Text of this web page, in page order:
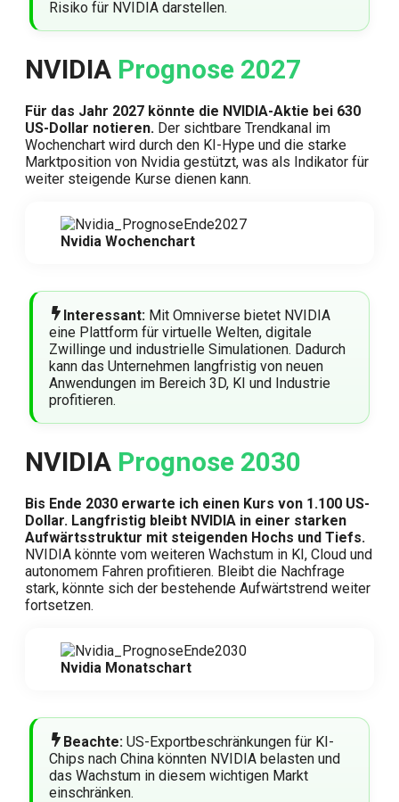
Risiko für NVIDIA darstellen.
NVIDIA Prognose 2027
Für das Jahr 2027 könnte die NVIDIA-Aktie bei 630
US-Dollar notieren. Der sichtbare Trendkanal im
Wochenchart wird durch den KI-Hype und die starke
Marktposition von Nvidia gestützt, was als Indikator für
weiter steigende Kurse dienen kann.
Nvidia Wochenchart
Interessant: Mit Omniverse bietet NVIDIA
eine Plattform für virtuelle Welten, digitale
Zwillinge und industrielle Simulationen. Dadurch
kann das Unternehmen langfristig von neuen
Anwendungen im Bereich 3D, KI und Industrie
profitieren.
NVIDIA Prognose 2030
Bis Ende 2030 erwarte ich einen Kurs von 1.100 US-
Dollar. Langfristig bleibt NVIDIA in einer starken
Aufwärtsstruktur mit steigenden Hochs und Tiefs.
NVIDIA könnte vom weiteren Wachstum in KI, Cloud und
autonomem Fahren profitieren. Bleibt die Nachfrage
stark, könnte sich der bestehende Aufwärtstrend weiter
fortsetzen.
Nvidia Monatschart
Beachte: US-Exportbeschränkungen für KI-
Chips nach China könnten NVIDIA belasten und
das Wachstum in diesem wichtigen Markt
einschränken.